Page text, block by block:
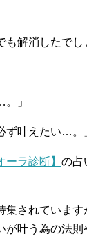
も解消したでし
」
ず叶えたい…。
ーラ診断】 の占
集されていま
が叶う為の法則